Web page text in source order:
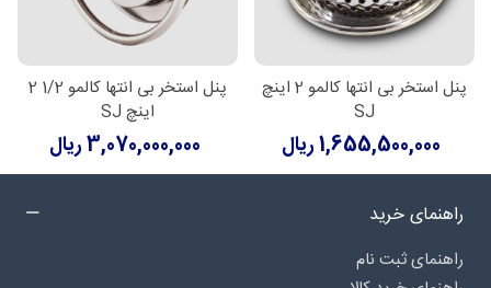
پنل استخر بی انتها کالمو 2 اینچ
SJ
1,655,500,000 ریال
پنل استخر بی انتها کالمو 1/2 2
اینچ SJ
3,070,000,000 ریال
راهنمای خرید
راهنمای ثبت نام